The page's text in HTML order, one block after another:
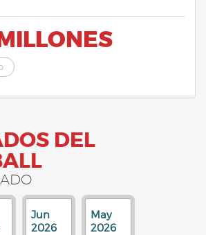
DEL
Jun
2026
May
2026